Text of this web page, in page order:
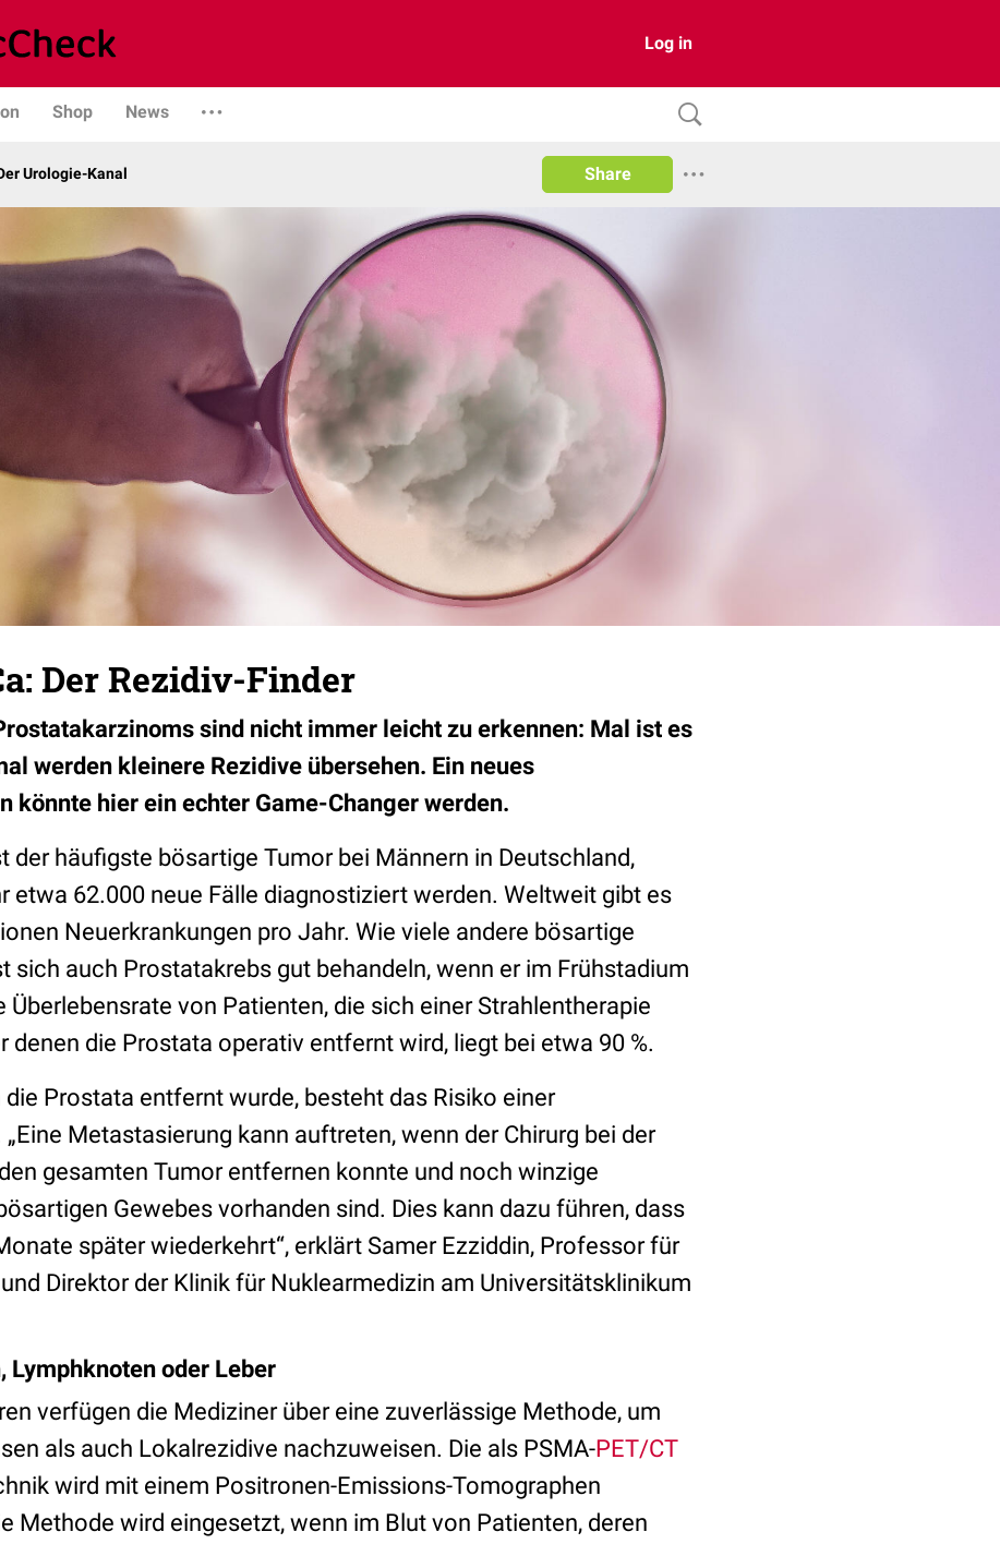
Log in
Shop News
Urologie-Kanal Share
Der Rezidiv-Finder
sind nicht immer leicht zu erkennen: Mal ist es
werden kleinere Rezidive übersehen. Ein neues
könnte hier ein echter Game-Changer werden.
der häufigste bösartige Tumor bei Männern in Deutschland,
etwa 62.000 neue Fälle diagnostiziert werden. Weltweit gibt es
Neuerkrankungen pro Jahr. Wie viele andere bösartige
sich auch Prostatakrebs gut behandeln, wenn er im Frühstadium
Überlebensrate von Patienten, die sich einer Strahlentherapie
denen die Prostata operativ entfernt wird, liegt bei etwa 90 %.
Prostata entfernt wurde, besteht das Risiko einer
Metastasierung kann auftreten, wenn der Chirurg bei der
gesamten Tumor entfernen konnte und noch winzige
Gewebes vorhanden sind. Dies kann dazu führen, dass
später wiederkehrt“, erklärt Samer Ezziddin, Professor für
Direktor der Klinik für Nuklearmedizin am Universitätsklinikum
Lymphknoten oder Leber
verfügen die Mediziner über eine zuverlässige Methode, um
als auch Lokalrezidive nachzuweisen. Die als PSMA-PET/CT
wird mit einem Positronen-Emissions-Tomographen
Methode wird eingesetzt, wenn im Blut von Patienten, deren